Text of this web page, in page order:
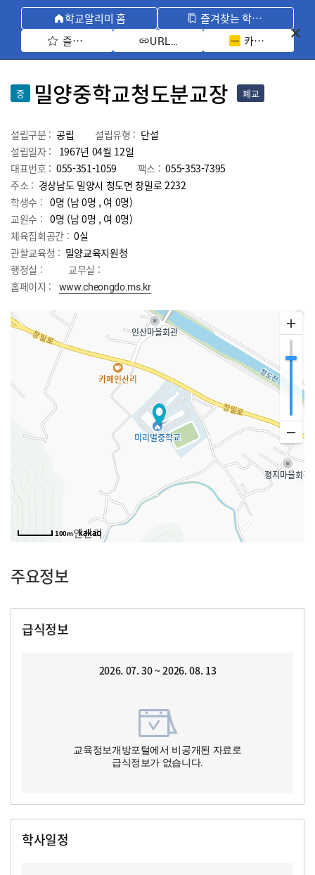
학교알리미 홈
즐겨찾는 학교 모아보기
즐겨찾기 선택
URL 복사 카카오톡 공유
중 밀양중학교청도분교장 폐교
설립구분 : 공립 설립유형 : 단설
설립일자 :
1967년 04월 12일
대표번호 : 055-351-1059 팩스 : 055-353-7395
주소 : 경상남도 밀양시 청도면 창밀로 2232
학생수 : 0명 (남 0명 , 여 0명)
교원수 : 0명 (남0명 , 여 0명)
체육집회공간 : 0실
관할교육청 : 밀양교육지원청
행정실 :
교무실 :
홈페이지 :
www.cheongdo.ms.kr
100m
주요정보
급식정보
2026. 07. 30 ~ 2026. 08. 13
교육정보개방포털에서 비공개된 자료로
급식정보가 없습니다.
학사일정